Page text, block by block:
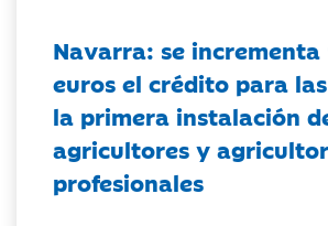
Navarra: se
euros el crédito para
la primera instalación
agricultores y
profesionales